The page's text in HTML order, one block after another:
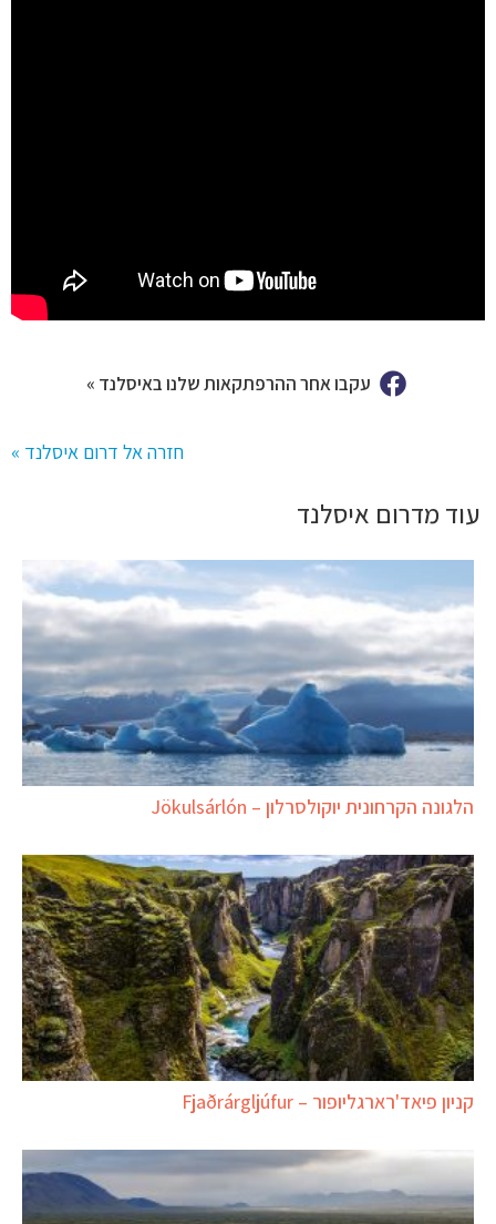
עקבו אחר ההרפתקאות שלנו באיסלנד »
חזרה אל דרום איסלנד »
עוד מדרום איסלנד
הלגונה הקרחונית יוקולסרלון – Jökulsárlón
קניון פיאד'רארגליופור – Fjaðrárgljúfur